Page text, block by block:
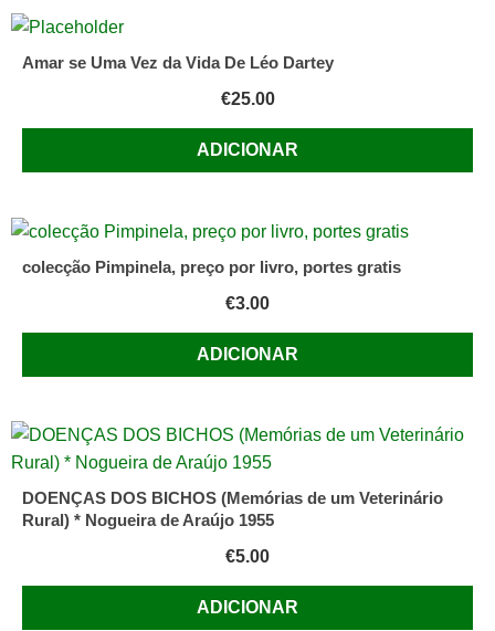
Colecção
Educativa
6.
Carlos
Amar se Uma Vez da Vida De Léo Dartey
€25.00
ADICIONAR
colecção Pimpinela, preço por livro, portes gratis
€3.00
ADICIONAR
DOENÇAS DOS BICHOS (Memórias de um Veterinário
Rural) * Nogueira de Araújo 1955
€5.00
ADICIONAR